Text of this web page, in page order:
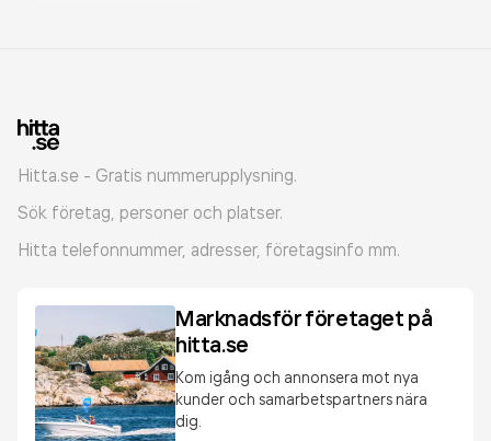
Hitta.se - Gratis nummerupplysning.
Sök företag, personer och platser.
Hitta telefonnummer, adresser, företagsinfo mm.
Marknadsför företaget på
hitta.se
Kom igång och annonsera mot nya
kunder och samarbetspartners nära
dig.